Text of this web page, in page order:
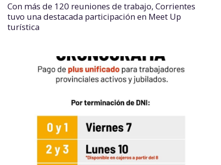
Con más de 120 reuniones de trabajo, Corrientes
tuvo una destacada participación en Meet Up
turística